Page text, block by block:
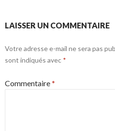
LAISSER UN COMMENTAIRE
Votre adresse e-mail ne sera pas
sont indiqués avec *
Commentaire*